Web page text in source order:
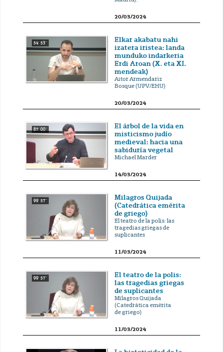
20/03/2024
54' 53''
Elkar akabatu nahi
izatera iristea: landa
munduko indarkeria
Erdi Aroan (X. eta XI.
mendeak)
Aitor Armendariz
Bosque (UPV/EHU)
20/03/2024
87' 00''
El árbol de la vida en
misticismo judío
medieval: hacia una
sabiduría vegetal
Michael Marder
14/03/2024
99' 57''
Milagros Quijada
(Catedrática emérita
de griego)
El teatro de la polis: las
tragedias griegas de
suplicantes
11/03/2024
99' 57''
El teatro de la polis:
las tragedias griegas
de suplicantes
Milagros Quijada
(Catedrática emérita
de griego)
11/03/2024